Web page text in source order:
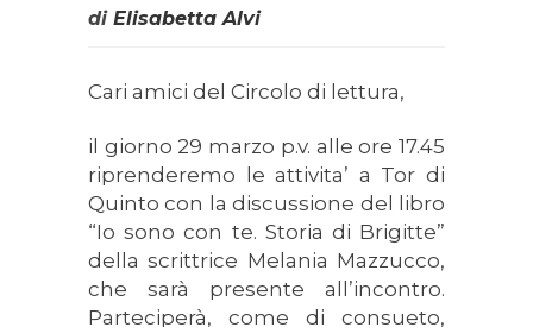
diElisabetta Alvi
Cari amici del Circolo di lettura,
il giorno 29 marzo p.v. alle ore 17.45
riprenderemo le attivita’ a Tor di
Quinto con la discussione del libro
“Io sono con te. Storia di Brigitte”
della scrittrice Melania Mazzucco,
che sarà presente all’incontro.
Parteciperà, come di consueto,